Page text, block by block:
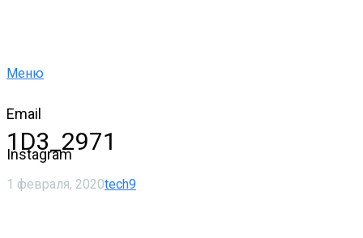
Меню
Email
Instagram
1D3_2971
1 февраля, 2020tech9